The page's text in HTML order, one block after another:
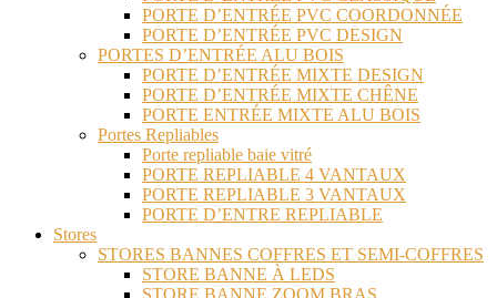
PORTE D’ENTRÉE PVC COORDONNÉE
PORTE D’ENTRÉE PVC DESIGN
PORTES D’ENTRÉE ALU BOIS
PORTE D’ENTRÉE MIXTE DESIGN
PORTE D’ENTRÉE MIXTE CHÊNE
PORTE ENTRÉE MIXTE ALU BOIS
Portes Repliables
Porte repliable baie vitré
PORTE REPLIABLE 4 VANTAUX
PORTE REPLIABLE 3 VANTAUX
PORTE D’ENTRE REPLIABLE
Stores
STORES BANNES COFFRES ET SEMI-COFFRES
STORE BANNE À LEDS